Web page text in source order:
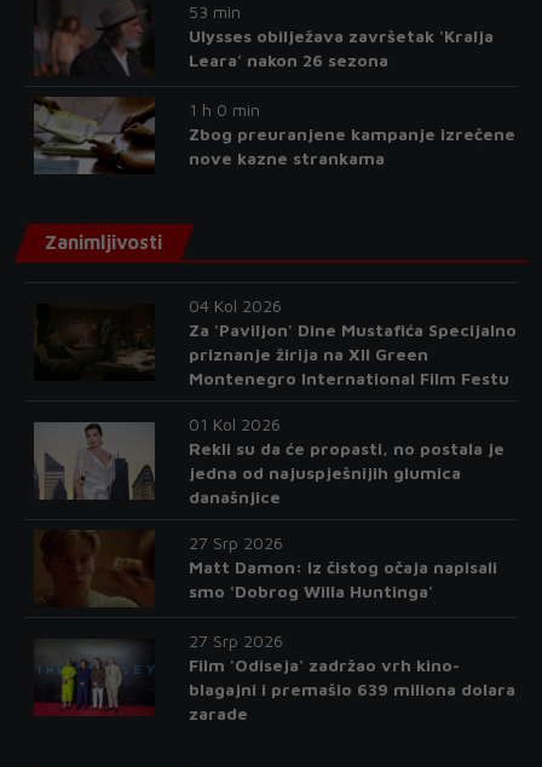
53 min
Ulysses obilježava završetak 'Kralja
Leara' nakon 26 sezona
1 h 0 min
Zbog preuranjene kampanje izrečene
nove kazne strankama
Zanimljivosti
04 Kol 2026
Za 'Paviljon' Dine Mustafića Specijalno
priznanje žirija na XII Green
Montenegro International Film Festu
01 Kol 2026
Rekli su da će propasti, no postala je
jedna od najuspješnijih glumica
današnjice
27 Srp 2026
Matt Damon: Iz čistog očaja napisali
smo 'Dobrog Willa Huntinga'
27 Srp 2026
Film 'Odiseja' zadržao vrh kino-
blagajni i premašio 639 miliona dolara
zarade